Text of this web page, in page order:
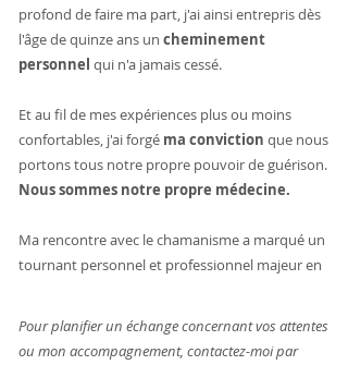
profond de faire ma part, j'ai ainsi entrepris dès
l'âge de quinze ans un cheminement
personnel qui n'a jamais cessé.
Et au fil de mes expériences plus ou moins
confortables, j'ai forgé ma conviction que nous
portons tous notre propre pouvoir de guérison.
Nous sommes notre propre médecine.
Ma rencontre avec le chamanisme a marqué un
tournant personnel et professionnel majeur en
Pour planifier un échange concernant vos attentes
ou mon accompagnement, contactez-moi par